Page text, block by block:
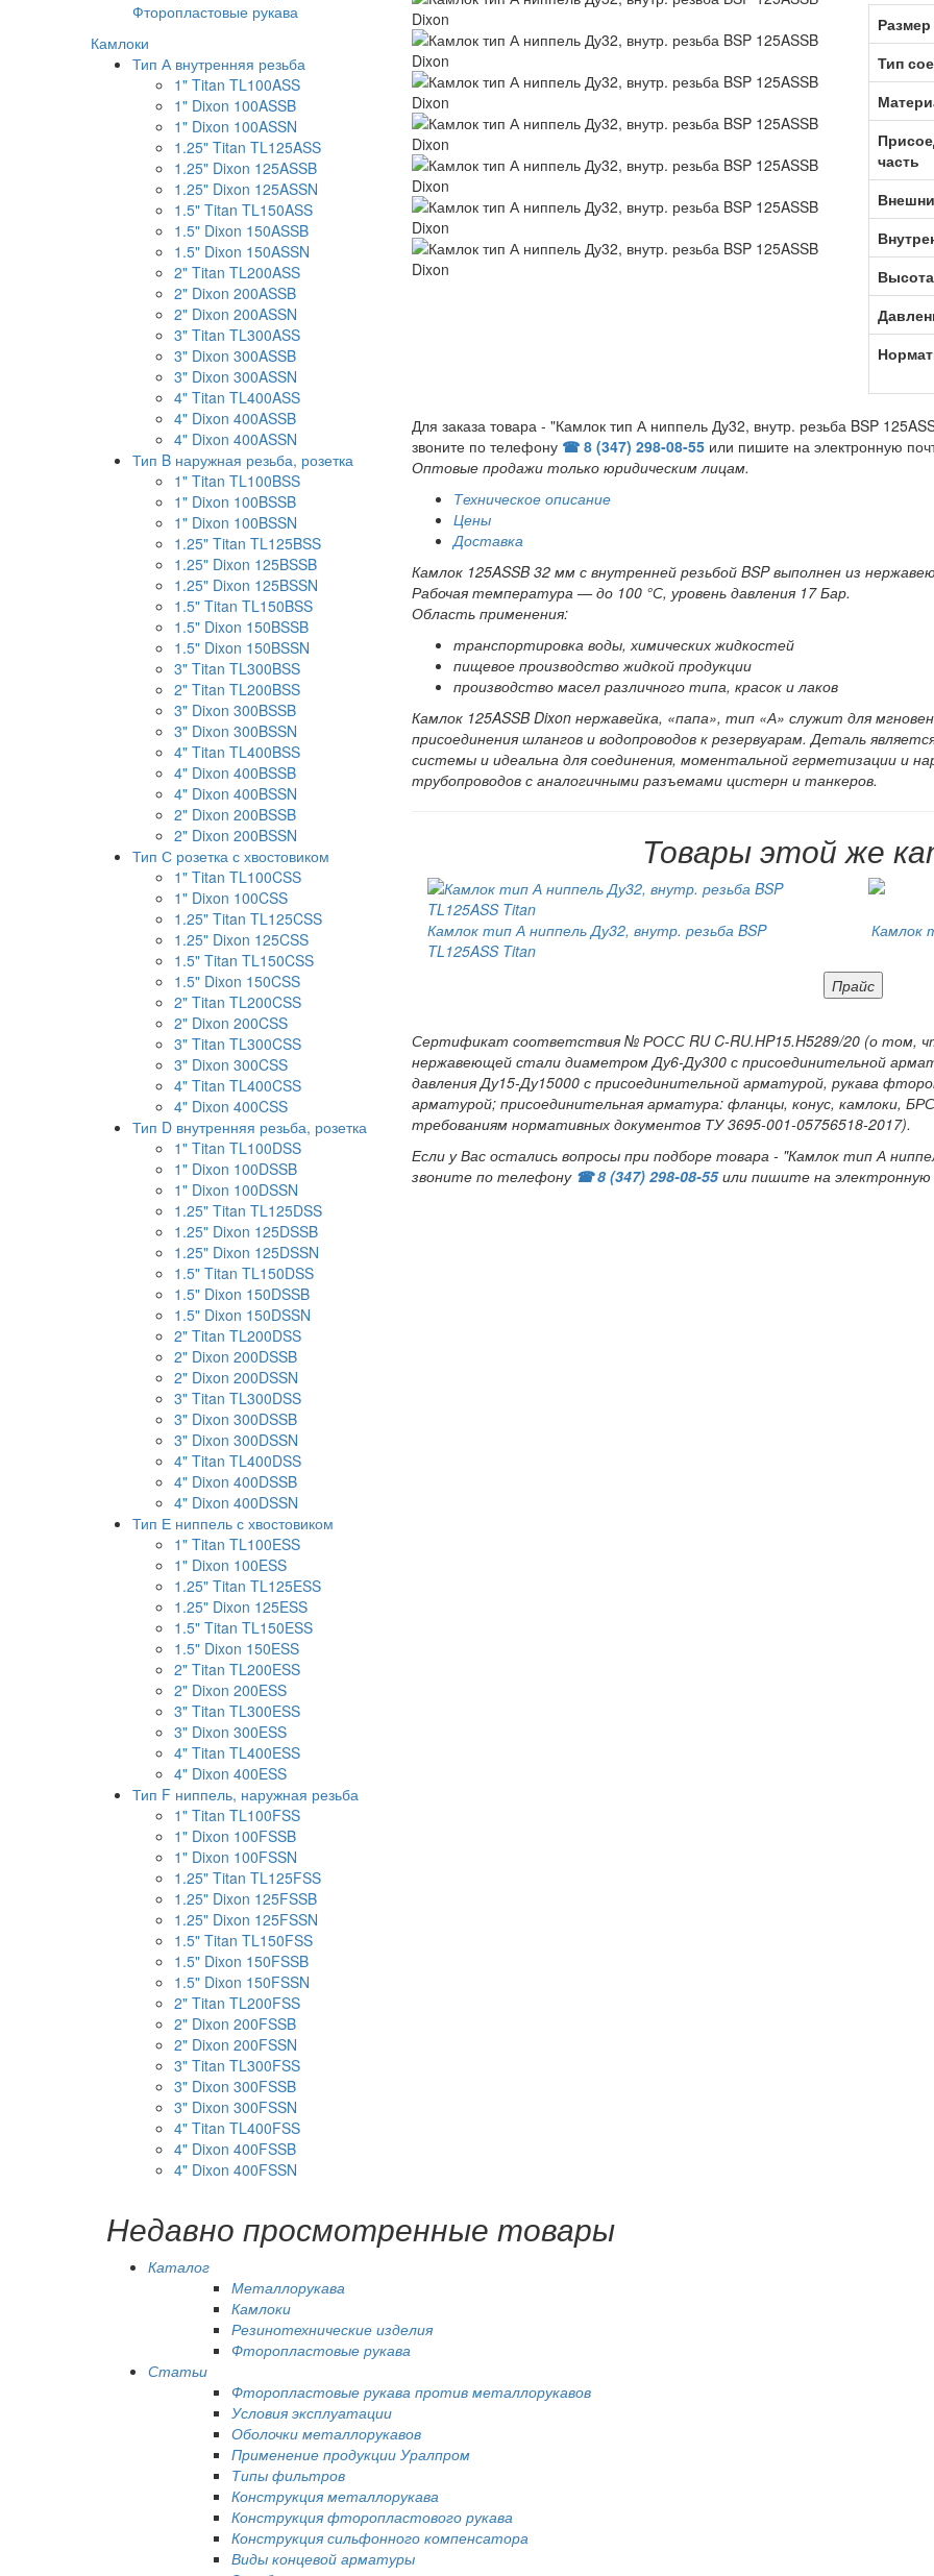
Фторопластовые рукава
Камлоки
Тип А внутренняя резьба
1" Titan TL100ASS
1" Dixon 100ASSB
1" Dixon 100ASSN
1.25" Titan TL125ASS
1.25" Dixon 125ASSB
1.25" Dixon 125ASSN
1.5" Titan TL150ASS
1.5" Dixon 150ASSB
1.5" Dixon 150ASSN
2" Titan TL200ASS
2" Dixon 200ASSB
2" Dixon 200ASSN
3" Titan TL300ASS
3" Dixon 300ASSB
3" Dixon 300ASSN
4" Titan TL400ASS
4" Dixon 400ASSB
4" Dixon 400ASSN
Тип B наружная резьба, розетка
1" Titan TL100BSS
1" Dixon 100BSSB
1" Dixon 100BSSN
1.25" Titan TL125BSS
1.25" Dixon 125BSSB
1.25" Dixon 125BSSN
1.5" Titan TL150BSS
1.5" Dixon 150BSSB
1.5" Dixon 150BSSN
3" Titan TL300BSS
2" Titan TL200BSS
3" Dixon 300BSSB
3" Dixon 300BSSN
4" Titan TL400BSS
4" Dixon 400BSSB
4" Dixon 400BSSN
2" Dixon 200BSSB
2" Dixon 200BSSN
Тип С розетка с хвостовиком
1" Titan TL100CSS
1" Dixon 100CSS
1.25" Titan TL125CSS
1.25" Dixon 125CSS
1.5" Titan TL150CSS
1.5" Dixon 150CSS
2" Titan TL200CSS
2" Dixon 200CSS
3" Titan TL300CSS
3" Dixon 300CSS
4" Titan TL400CSS
4" Dixon 400CSS
Тип D внутренняя резьба, розетка
1" Titan TL100DSS
1" Dixon 100DSSB
1" Dixon 100DSSN
1.25" Titan TL125DSS
1.25" Dixon 125DSSB
1.25" Dixon 125DSSN
1.5" Titan TL150DSS
1.5" Dixon 150DSSB
1.5" Dixon 150DSSN
2" Titan TL200DSS
2" Dixon 200DSSB
2" Dixon 200DSSN
3" Titan TL300DSS
3" Dixon 300DSSB
3" Dixon 300DSSN
4" Titan TL400DSS
4" Dixon 400DSSB
4" Dixon 400DSSN
Тип Е ниппель с хвостовиком
1" Titan TL100ESS
1" Dixon 100ESS
1.25" Titan TL125ESS
1.25" Dixon 125ESS
1.5" Titan TL150ESS
1.5" Dixon 150ESS
2" Titan TL200ESS
2" Dixon 200ESS
3" Titan TL300ESS
3" Dixon 300ESS
4" Titan TL400ESS
4" Dixon 400ESS
Тип F ниппель, наружная резьба
1" Titan TL100FSS
1" Dixon 100FSSB
1" Dixon 100FSSN
1.25" Titan TL125FSS
1.25" Dixon 125FSSB
1.25" Dixon 125FSSN
1.5" Titan TL150FSS
1.5" Dixon 150FSSB
1.5" Dixon 150FSSN
2" Titan TL200FSS
2" Dixon 200FSSB
2" Dixon 200FSSN
3" Titan TL300FSS
3" Dixon 300FSSB
3" Dixon 300FSSN
4" Titan TL400FSS
4" Dixon 400FSSB
4" Dixon 400FSSN
Размер
Тип
часть
Для заказа товара - "Камлок тип А ниппель Ду32, внутр. резьба BSP
звоните по телефону ☎ 8 (347) 298‑08‑55или пишите на электронную
Оптовые продажи только юридическим лицам.
Техническое описание
Цены
Доставка
Камлок 125ASSB 32 мм с внутренней резьбой BSP выполнен из
Рабочая температура — до 100 °С, уровень давления 17 Бар.
Область применения:
транспортировка воды, химических жидкостей
пищевое производство жидкой продукции
производство масел различного типа, красок и лаков
Камлок 125ASSB Dixon нержавейка, «папа», тип «А» служит для
присоединения шлангов и водопроводов к резервуарам. Деталь
системы и идеальна для соединения, моментальной герметизации и
трубопроводов с аналогичными разъемами цистерн и танкеров.
Товары этой же
Камлок тип А ниппель Ду32, внутр. резьба BSP
TL125ASS Titan
Камлок
Прайс
Сертификат соответствия № РОСС RU C-RU.HP15.H5289/20 (о том,
нержавеющей стали диаметром Ду6-Ду300 с присоединительной
давления Ду15-Ду15000 с присоединительной арматурой, рукава
арматурой; присоединительная арматура: фланцы, конус, камлоки,
требованиям нормативных документов ТУ 3695-001-05756518-2017).
Если у Вас остались вопросы при подборе товара - "Камлок тип А
звоните по телефону ☎ 8 (347) 298‑08‑55или пишите на электронную
Недавно просмотренные товары
Каталог
Металлорукава
Камлоки
Резинотехнические изделия
Фторопластовые рукава
Статьи
Фторопластовые рукава против металлорукавов
Условия эксплуатации
Оболочки металлорукавов
Применение продукции Уралпром
Типы фильтров
Конструкция металлорукава
Конструкция фторопластового рукава
Конструкция сильфонного компенсатора
Виды концевой арматуры